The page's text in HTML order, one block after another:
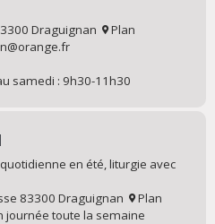
Draguignan
Plan
samedi : 9h30-11h30
en été, liturgie avec
83300 Draguignan
Plan
journée toute la semaine